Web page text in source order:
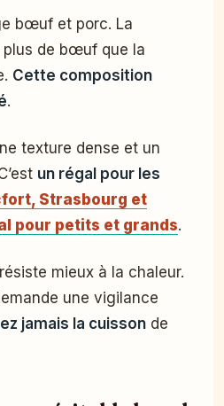
bœuf et porc. La
de bœuf que la
Cette composition
.
texture dense et un
un régal pour les
Strasbourg et
pour petits et grands.
mieux à la chaleur.
une vigilance
jamais la cuisson de